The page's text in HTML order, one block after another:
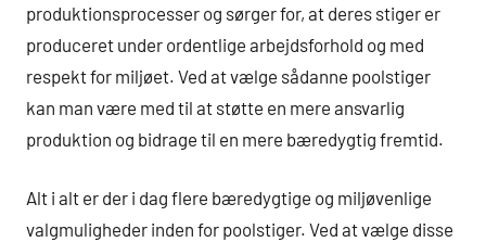
produktionsprocesser og sørger for, at deres stiger er
produceret under ordentlige arbejdsforhold og med
respekt for miljøet. Ved at vælge sådanne poolstiger
kan man være med til at støtte en mere ansvarlig
produktion og bidrage til en mere bæredygtig fremtid.
Alt i alt er der i dag flere bæredygtige og miljøvenlige
valgmuligheder inden for poolstiger. Ved at vælge disse